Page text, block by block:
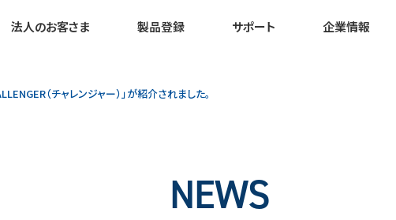
法人のお客さま 製品登録 サポート 企業情報
（チャレンジャー）」が紹介されました。
NEWS